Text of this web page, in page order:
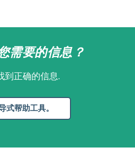
需要的信息？
到正确的信息.
式帮助工具。